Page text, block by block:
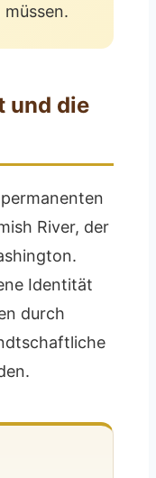
und die
River, der
Identität
durch